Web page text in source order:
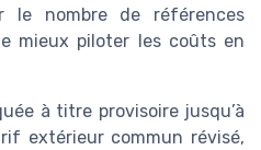
le nombre de références
mieux piloter les coûts en
à titre provisoire jusqu’à
extérieur commun révisé,